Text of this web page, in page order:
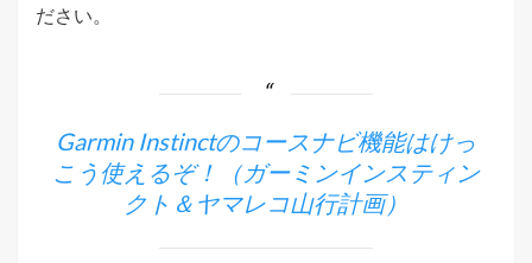
ださい。
Garmin Instinctのコースナビ機能はけっ
こう使えるぞ！（ガーミンインスティン
クト＆ヤマレコ山行計画）